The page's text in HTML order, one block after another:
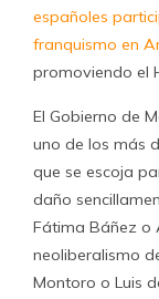
españoles
franquismo en
promoviendo el
El Gobierno de
uno de los más
que se escoja
daño
Fátima Báñez o
neoliberalismo
Montoro o Luis